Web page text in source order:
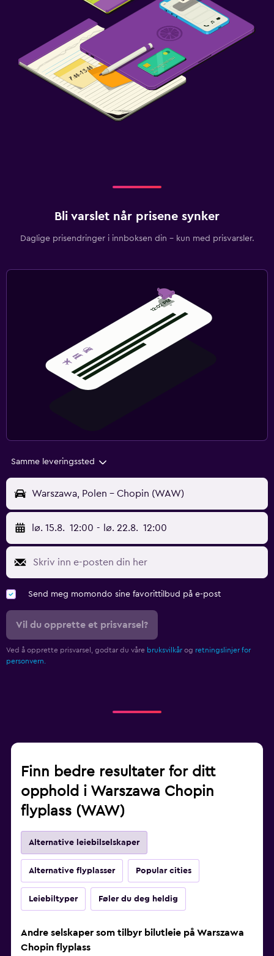
Bli varslet når prisene synker
Daglige prisendringer i innboksen din – kun med prisvarsler.
Samme leveringssted
Warszawa, Polen - Chopin (WAW)
lø. 15.8. 12:00 - lø. 22.8. 12:00
Send meg momondo sine favorittilbud på e-post
Vil du opprette et prisvarsel?
Ved å opprette prisvarsel, godtar du våre bruksvilkår og retningslinjer for
personvern.
Finn bedre resultater for ditt
opphold i Warszawa Chopin
flyplass (WAW)
Alternative leiebilselskaper
Alternative flyplasser Popular cities
Leiebiltyper Føler du deg heldig
Andre selskaper som tilbyr bilutleie på Warszawa
Chopin flyplass